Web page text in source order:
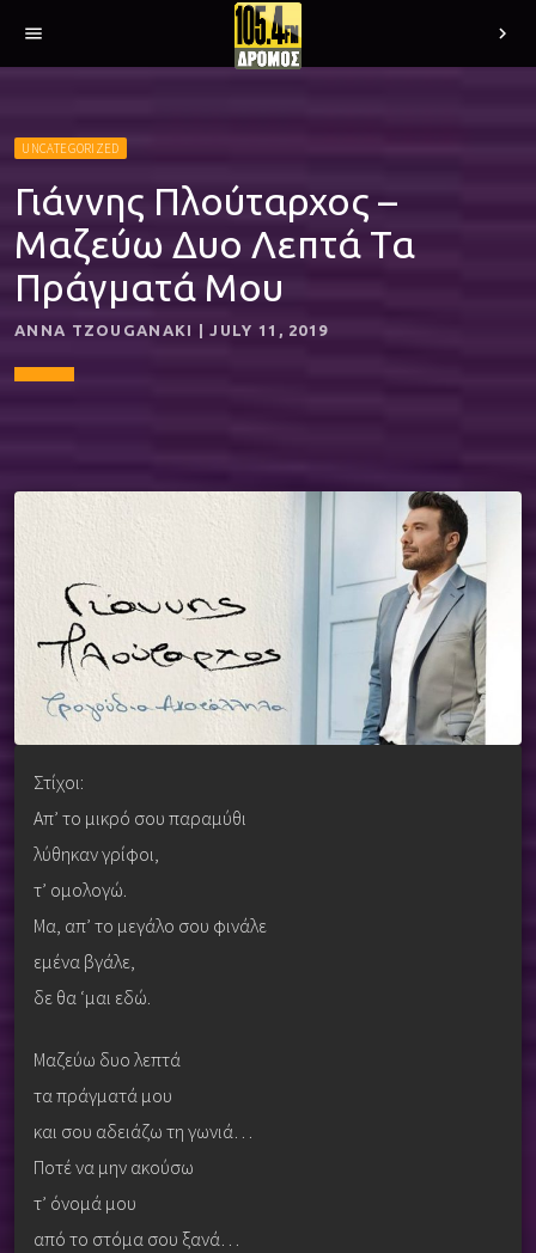
menu chevron_right
UNCATEGORIZED
Γιάννης Πλούταρχος –
Μαζεύω Δυο Λεπτά Τα
Πράγματά Μου
ANNA TZOUGANAKI | JULY 11, 2019
Στίχοι:
Απ’ το μικρό σου παραμύθι
λύθηκαν γρίφοι,
τ’ ομολογώ.
Μα, απ’ το μεγάλο σου φινάλε
εμένα βγάλε,
δε θα ‘μαι εδώ.
Μαζεύω δυο λεπτά
τα πράγματά μου
και σου αδειάζω τη γωνιά…
Ποτέ να μην ακούσω
τ’ όνομά μου
από το στόμα σου ξανά…